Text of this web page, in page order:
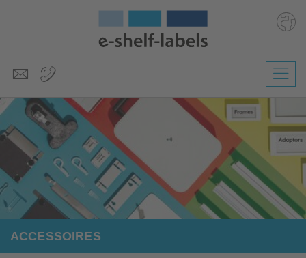
Česky
Slovenščina
ACCESSOIRES